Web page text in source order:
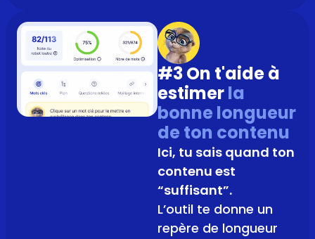
#3 On t'aide à
estimerla
bonne longueur
de ton contenu
Ici, tu sais quand ton
contenu est
“suffisant”.
L’outil te donne un
repère de longueur